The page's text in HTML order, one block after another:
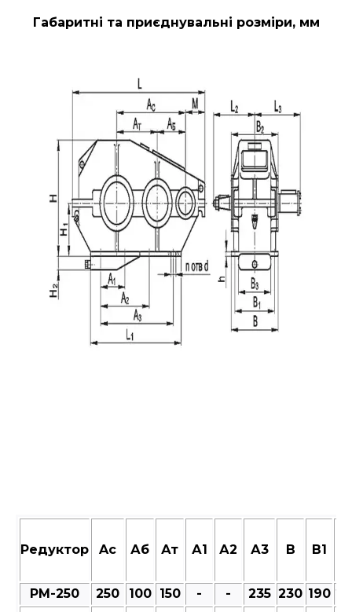
Габаритні та приєднувальні розміри, мм
Редуктор Aс Аб Ат А1 А2 А3 В В1
РМ-250 250 100 150 - - 235 230 190